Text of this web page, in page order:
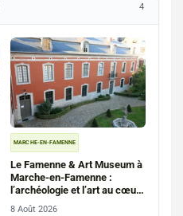
4
MARCHE-EN-FAMENNE
Le Famenne & Art Museum à
Marche-en-Famenne :
l’archéologie et l’art au cœur
de la Famenne
8 Août 2026